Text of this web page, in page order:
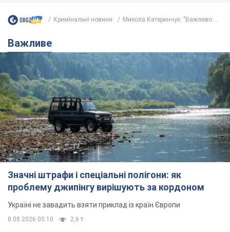
Кримінальні новини Микола Катеринчук: "Важливо ...
Важливе
Значні штрафи і спеціальні полігони: як
проблему джипінгу вирішують за кордоном
Україні не завадить взяти приклад із країн Європи
8.08.2026 05:10 2,6 т.